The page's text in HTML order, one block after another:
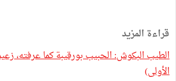
قراءة المزيد
الطيب البكوش: الحبيب بورقيبة كما عرفته،
الأولى)